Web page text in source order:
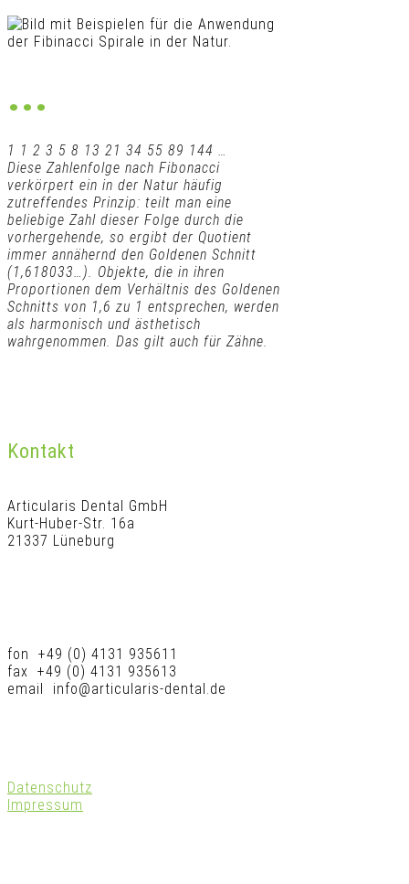
...
1 1 2 3 5 8 13 21 34 55 89 144 …
Diese Zahlenfolge nach Fibonacci
verkörpert ein in der Natur häufig
zutreffendes Prinzip: teilt man eine
beliebige Zahl dieser Folge durch die
vorhergehende, so ergibt der Quotient
immer annähernd den Goldenen Schnitt
(1,618033…). Objekte, die in ihren
Proportionen dem Verhältnis des Goldenen
Schnitts von 1,6 zu 1 entsprechen, werden
als harmonisch und ästhetisch
wahrgenommen. Das gilt auch für Zähne.
Kontakt
Articularis Dental GmbH
Kurt-Huber-Str. 16a
21337 Lüneburg
fon +49 (0) 4131 935611
fax +49 (0) 4131 935613
email info@articularis-dental.de
Datenschutz
Impressum